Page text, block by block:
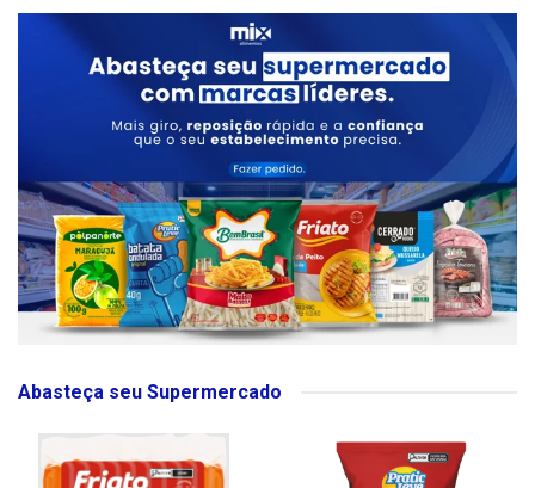
Abasteça seu Supermercado